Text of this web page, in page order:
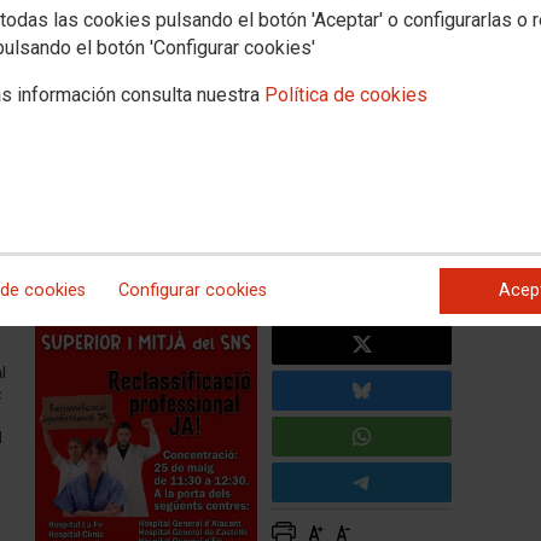
las cookies pulsando el botón 'Aceptar' o configurarlas o
el botón 'Configurar cookies'
información consulta nuestra Política de cookies
cookies Configurar cookies
vaga i concentracions
professional dels
del SNS
davant del Ministeri d'Hisenda i les mobilitzacions
pactat.